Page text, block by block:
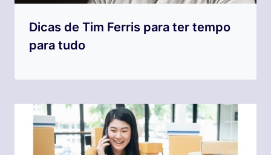
Dicas de Tim Ferris para ter tempo
para tudo